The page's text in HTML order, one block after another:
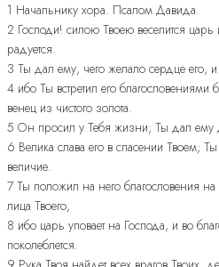
1 Начальнику хора. Псалом Давида.
2 Господи! силою Твоею веселится
радуется.
3 Ты дал ему, чего желало сердце его,
4 ибо Ты встретил его благословениями
венец из чистого золота.
5 Он просил у Тебя жизни; Ты дал ему
6 Велика слава его в спасении Твоем;
величие.
7 Ты положил на него благословения на
лица Твоего,
8 ибо царь уповает на Господа, и во
поколеблется.